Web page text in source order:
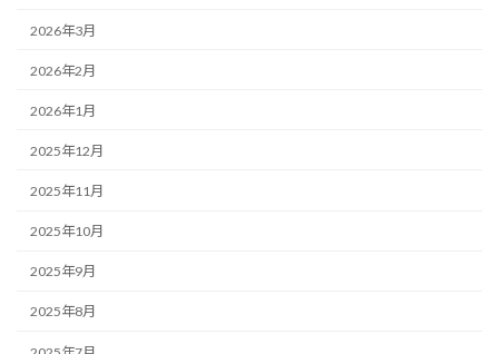
2026年3月
2026年2月
2026年1月
2025年12月
2025年11月
2025年10月
2025年9月
2025年8月